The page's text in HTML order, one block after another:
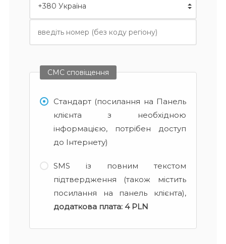
СМС сповіщення
Стандарт (посилання на Панель
клієнта з необхідною
інформацією, потрібен доступ
до Інтернету)
SMS із повним текстом
підтвердження (також містить
посилання на панель клієнта),
додаткова плата: 4 PLN